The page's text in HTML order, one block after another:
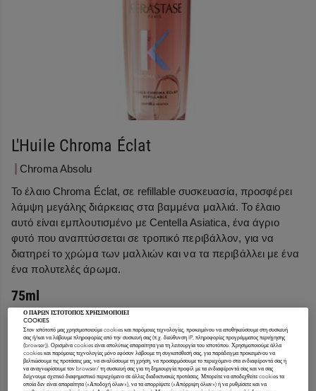
L'Huile Chroma Éclat
Chroma Absolu
Το έλαιο Chroma Éclat, σε refillable συσκευασία, προσφέρει
λάμψη μεγάλης διάρκειας στα βαμμένα μαλλιά. Το έλαιο
αυτό είναι εμπλουτισμένο με Centella Asiatica, ένα άγριο
φυτό που αναπτύσσεται σε τροπικό περιβάλλον, για να
διατηρεί το χρώμα των μαλλιών και να τα περιβάλλει με ένα
ένα πολυτελές άρωμα.
75ml
ΑΓΟΡΑΣΤΕ ONLINE
Ο ΠΑΡΩΝ ΙΣΤΟΤΟΠΟΣ ΧΡΗΣΙΜΟΠΟΙΕΙ
COOKIES
Στον ιστότοπό μας χρησιμοποιούμε cookies και παρόμοιες τεχνολογίες, προκειμένου να αποθηκεύσουμε στη συσκευή
σας ή/και να λάβουμε πληροφορίες από την συσκευή σας (π.χ. διεύθυνση IP, πληροφορίες προγράμματος περιήγησης
(browser)). Ορισμένα cookies είναι απολύτως απαραίτητα για τη λειτουργία του ιστοτόπου. Χρησιμοποιούμε άλλα
cookies και παρόμοιες τεχνολογίες μόνο εφόσον λάβουμε τη συγκατάθεσή σας, για παράδειγμα προκειμένου να
βελτιώσουμε τις προτάσεις μας, να αναλύσουμε τη χρήση, να προσαρμόσουμε το περιεχόμενο στα ενδιαφέροντά σας ή
να αναγνωρίσουμε τον browser/ τη συσκευή σας για τη δημιουργία προφίλ με τα ενδιαφέροντά σας και να σας
δείχνουμε σχετικό διαφημιστικό περιεχόμενο σε άλλες διαδικτυακές προτάσεις. Μπορείτε να αποδεχθείτε cookies τα
οποία δεν είναι απαραίτητα («Αποδοχή όλων»), να τα απορρίψετε («Απόρριψη όλων») ή να ρυθμίσετε και να